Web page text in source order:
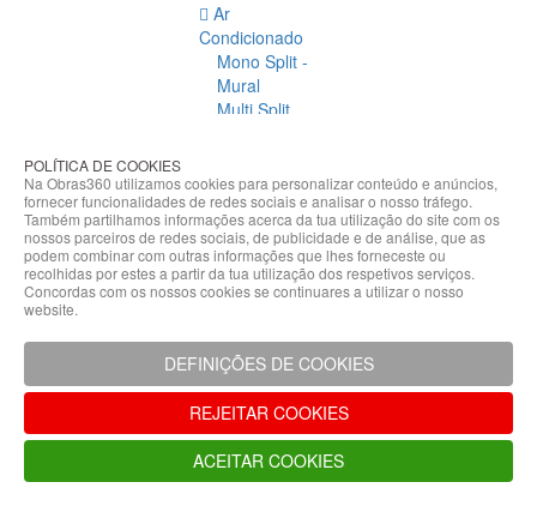
Ar
Condicionado
Mono Split -
Mural
Multi Split
Condicionado
Acessórios
Climatização
Acessórios
Climatização
Hidráulicas
Controladores
Fixações e
Acessórios
Isolamento
para
Tubagem
POLÍTICA DE COOKIES
Na Obras360 utilizamos cookies para personalizar conteúdo e anúncios,
fornecer funcionalidades de redes sociais e analisar o nosso tráfego.
Também partilhamos informações acerca da tua utilização do site com os
nossos parceiros de redes sociais, de publicidade e de análise, que as
podem combinar com outras informações que lhes forneceste ou
recolhidas por estes a partir da tua utilização dos respetivos serviços.
Concordas com os nossos cookies se continuares a utilizar o nosso
website.
DEFINIÇÕES DE COOKIES
REJEITAR COOKIES
ACEITAR COOKIES